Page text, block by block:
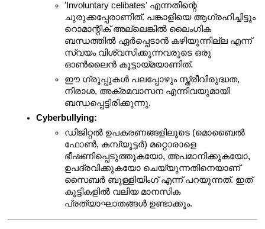
'Involuntary celibates' എന്നതിന്റെ
ചുരുക്കപ്പേരാണിത്. പങ്കാളിയെ ആഗ്രഹിച്ചിട്ടും
റൊമാന്റിക് അല്ലെങ്കിൽ ലൈംഗിക
ബന്ധത്തിൽ ഏർപ്പെടാൻ കഴിയുന്നില്ല എന്ന്
സ്വയം വിശ്വസിക്കുന്നവരുടെ ഒരു
ഓൺലൈൻ കൂട്ടായ്മയാണിത്.
ഈ ഗ്രൂപ്പുകൾ പലപ്പോഴും സ്ത്രീവിരുദ്ധത,
നിരാശ, അക്രമവാസന എന്നിവയുമായി
ബന്ധപ്പെട്ടിരിക്കുന്നു.
Cyberbullying:
ഡിജിറ്റൽ ഉപകരണങ്ങളിലൂടെ (മൊബൈൽ
ഫോൺ, കമ്പ്യൂട്ടർ) മറ്റൊരാളെ
ഭീഷണിപ്പെടുത്തുകയോ, അപമാനിക്കുകയോ,
ഉപദ്രവിക്കുകയോ ചെയ്യുന്നതിനെയാണ്
സൈബർ ബുള്ളിയിംഗ് എന്ന് പറയുന്നത്. ഇത്
കുട്ടികളിൽ വലിയ മാനസിക
പ്രത്യാഘാതങ്ങൾ ഉണ്ടാക്കും.